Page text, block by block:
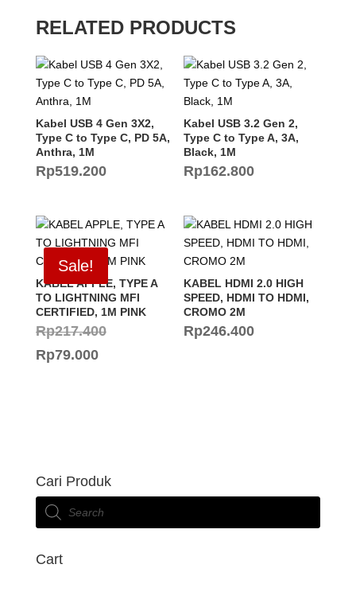
RELATED PRODUCTS
Kabel USB 4 Gen 3X2,
Type C to Type C, PD 5A,
Anthra, 1M
Rp519.200
Kabel USB 3.2 Gen 2,
Type C to Type A, 3A,
Black, 1M
Rp162.800
Sale!
KABEL APPLE, TYPE A
TO LIGHTNING MFI
CERTIFIED, 1M PINK
Rp217.400Original
Rp79.000Current
KABEL HDMI 2.0 HIGH
SPEED, HDMI TO HDMI,
CROMO 2M
Rp246.400
Cari Produk
Products
search
Cart